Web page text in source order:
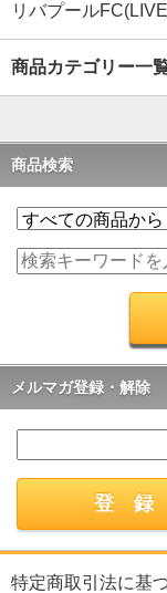
リバプール
商品カテゴリー一
商品検索
メルマガ登録・解除
特定商取引法に基